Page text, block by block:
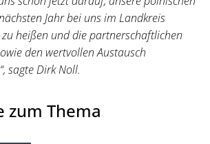
Jahr bei uns im Landkreis
heißen und die partnerschaftlichen
den wertvollen Austausch
sagte Dirk Noll.
zum Thema